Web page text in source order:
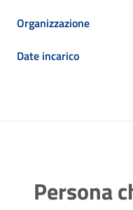
Organizzazione
Date incarico
Persona